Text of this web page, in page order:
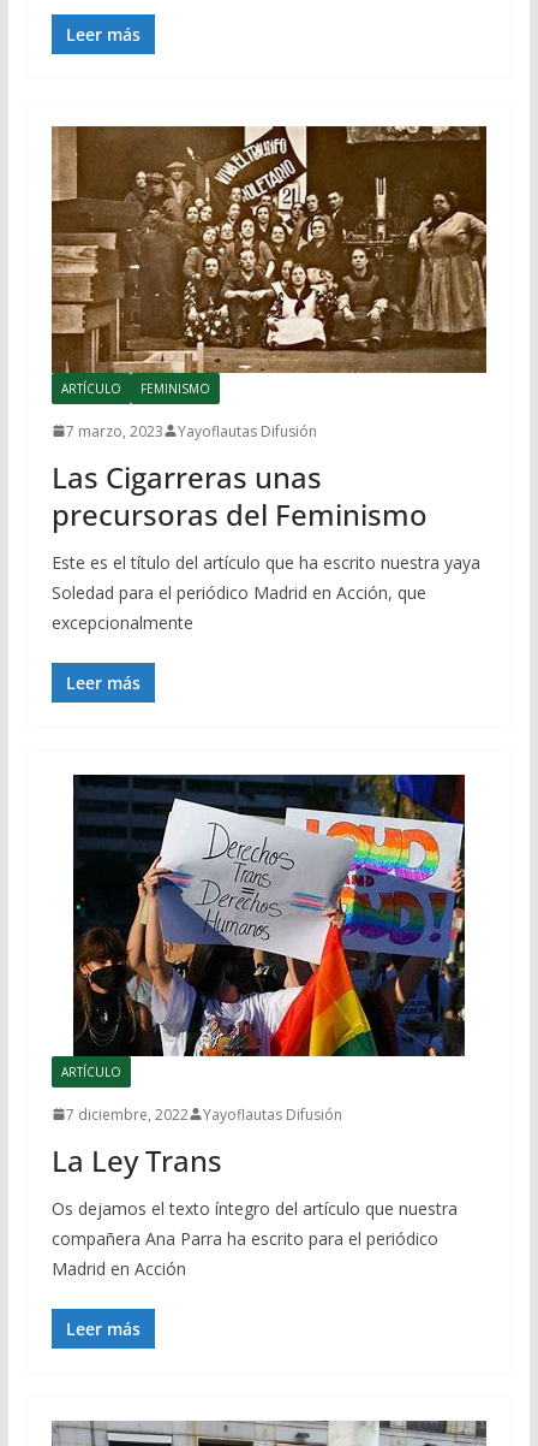
Leer más
ARTÍCULO FEMINISMO
7 marzo, 2023 Yayoflautas Difusión
Las Cigarreras unas
precursoras del Feminismo
Este es el título del artículo que ha escrito nuestra yaya
Soledad para el periódico Madrid en Acción, que
excepcionalmente
Leer más
ARTÍCULO
7 diciembre, 2022 Yayoflautas Difusión
La Ley Trans
Os dejamos el texto íntegro del artículo que nuestra
compañera Ana Parra ha escrito para el periódico
Madrid en Acción
Leer más